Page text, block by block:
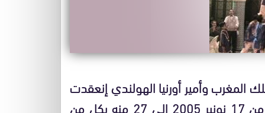
المغرب وأمير أورنيا الهولندي إنعقدت
بالمغرب الدورة الأولى للمهرجان العالمي للأطفال من 17 نونبر 2005 إلى 27 منه بكل من